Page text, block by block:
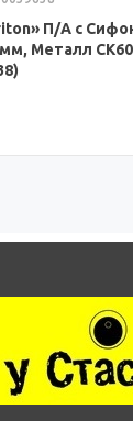
П/А с
Металл